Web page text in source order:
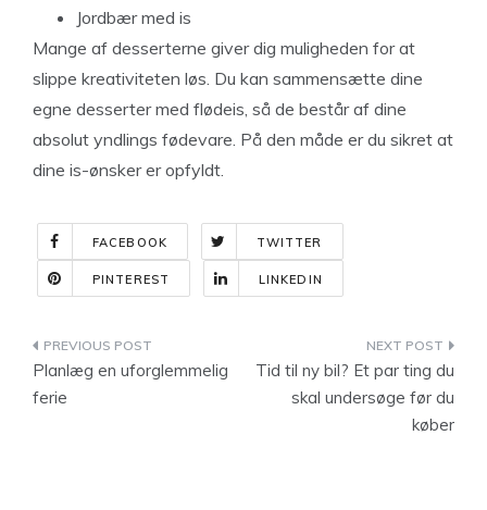
Jordbær med is
Mange af desserterne giver dig muligheden for at
slippe kreativiteten løs. Du kan sammensætte dine
egne desserter med flødeis, så de består af dine
absolut yndlings fødevare. På den måde er du sikret at
dine is-ønsker er opfyldt.
FACEBOOK TWITTER
PINTEREST LINKEDIN
Indlægsnavigation
Planlæg en uforglemmelig
ferie
Tid til ny bil? Et par ting du
skal undersøge før du
køber